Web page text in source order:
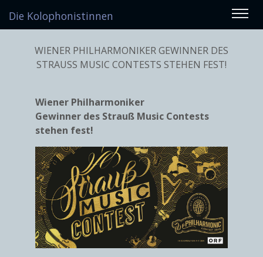
Die Kolophonistinnen
WIENER PHILHARMONIKER GEWINNER DES
STRAUSS MUSIC CONTESTS STEHEN FEST!
Wiener Philharmoniker
Gewinner des Strauß Music Contests
stehen fest!